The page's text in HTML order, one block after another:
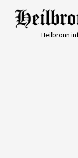
Heilbronn